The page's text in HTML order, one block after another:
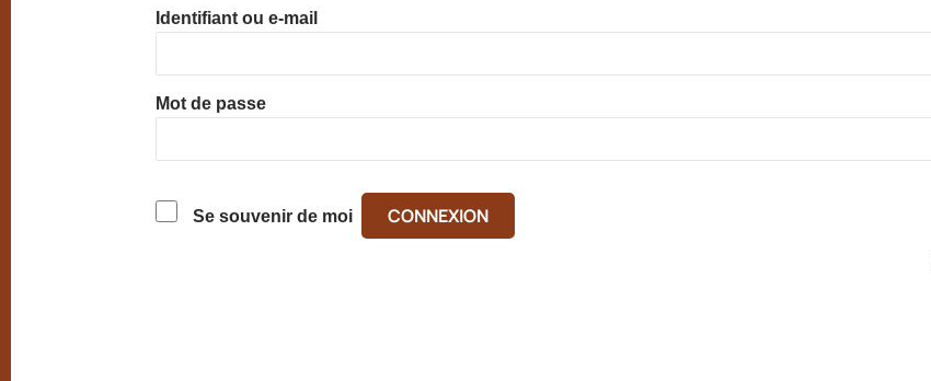
Identifiant ou e-mail
Mot de passe
Se souvenir de moi